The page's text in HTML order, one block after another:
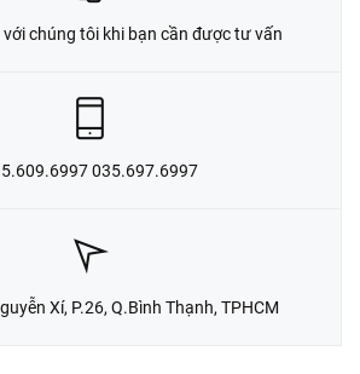
với chúng tôi khi bạn cần được tư vấn
035.697.6997
Xí, P.26, Q.Bình Thạnh, TPHCM